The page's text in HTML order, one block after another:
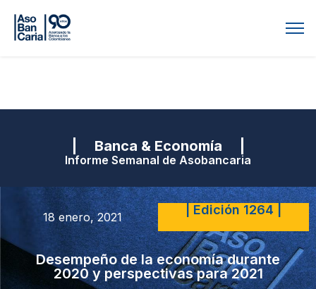
| Banca & Economía |
Informe Semanal de Asobancaria
18 enero, 2021 | Edición 1264 |
Desempeño de la economía durante
2020 y perspectivas para 2021